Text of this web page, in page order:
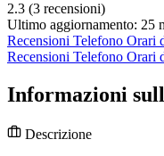
2.3 (3 recensioni)
Ultimo aggiornamento: 25
Recensioni Telefono Orari
Recensioni Telefono Orari
Informazioni
Descrizione